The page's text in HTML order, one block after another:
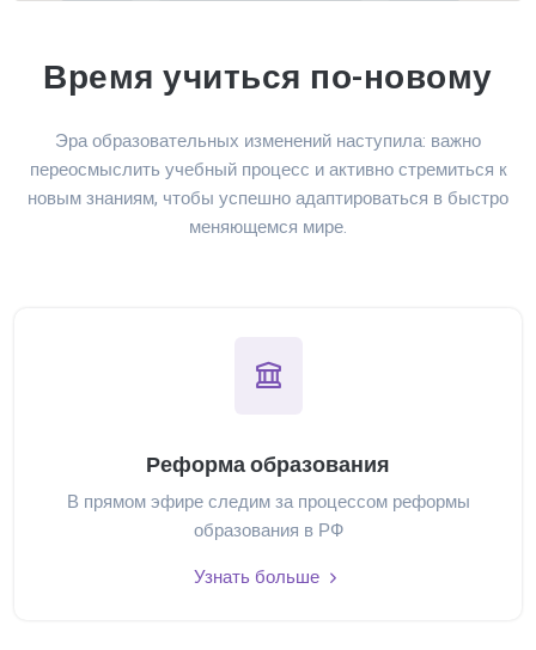
Время учиться по-новому
Эра образовательных изменений наступила: важно
переосмыслить учебный процесс и активно стремиться к
новым знаниям, чтобы успешно адаптироваться в быстро
меняющемся мире.
Реформа образования
В прямом эфире следим за процессом реформы
образования в РФ
Узнать больше